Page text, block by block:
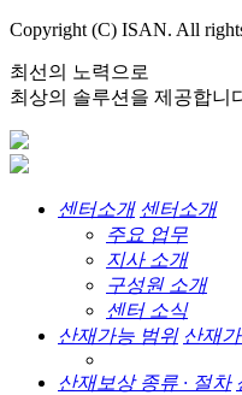
Copyright (C) ISAN. All
최선의 노력으로
최상의 솔루션을 제공합니
센터소개 센터소개
주요 업무
지사 소개
구성원 소개
센터 소식
산재가능 범위 산재
산재보상 종류 · 절차